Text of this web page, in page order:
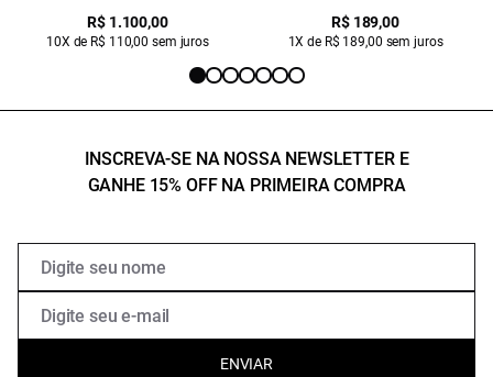
R$ 1.100,00
10X de R$ 110,00 sem juros
R$ 189,00
1X de R$ 189,00 sem juros
INSCREVA-SE NA NOSSA NEWSLETTER E
GANHE 15% OFF NA PRIMEIRA COMPRA
ENVIAR